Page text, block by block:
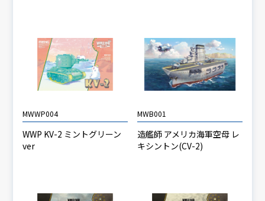
MWWP004
WWP KV-2 ミントグリーン
ver
MWB001
造艦師 アメリカ海軍空母 レ
キシントン(CV-2)